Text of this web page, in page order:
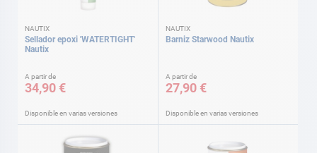
NAUTIX
Sellador epoxi 'WATERTIGHT'
Nautix
A partir de
34,90 €
Disponible en varias versiones
NAUTIX
Barniz Starwood Nautix
A partir de
27,90 €
Disponible en varias versiones